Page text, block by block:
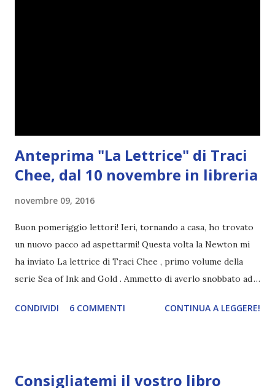
Anteprima "La Lettrice" di Traci
Chee, dal 10 novembre in libreria
novembre 09, 2016
Buon pomeriggio lettori! Ieri, tornando a casa, ho trovato
un nuovo pacco ad aspettarmi! Questa volta la Newton mi
ha inviato La lettrice di Traci Chee , primo volume della
serie Sea of Ink and Gold . Ammetto di averlo snobbato ad
ma in realtà si tratta di un libro fantasy e sembra anche
Goodreads Choice Awards nella categoria Best Debut
CONDIVIDI 6 COMMENTI CONTINUA A LEGGERE!
Consigliatemi il vostro libro